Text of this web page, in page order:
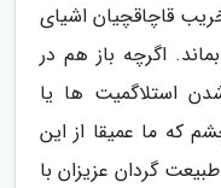
قاچاقچیان اشیای
اگرچه باز هم در
استلاگمیت ها یا
که ما عمیقا از این
گردان عزیزان با